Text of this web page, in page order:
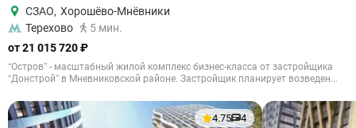
СЗАО, Хорошёво-Мнёвники
Терехово
5 мин.
от 21 015 720 ₽
“Остров” - масштабный жилой комплекс бизнес-класса от застройщика
“Донстрой” в Мневниковской районе. Застройщик планирует возведен...
4.75 4